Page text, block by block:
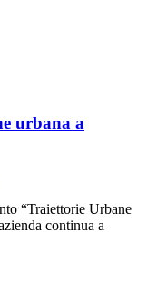
urbana a
“Traiettorie Urbane
continua a